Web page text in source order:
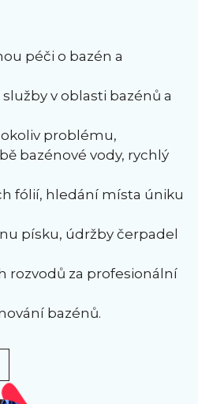
péči o bazén a
v oblasti bazénů a
problému,
bazénové vody, rychlý
fólií, hledání místa úniku
písku, údržby čerpadel
rozvodů za profesionální
bazénů.